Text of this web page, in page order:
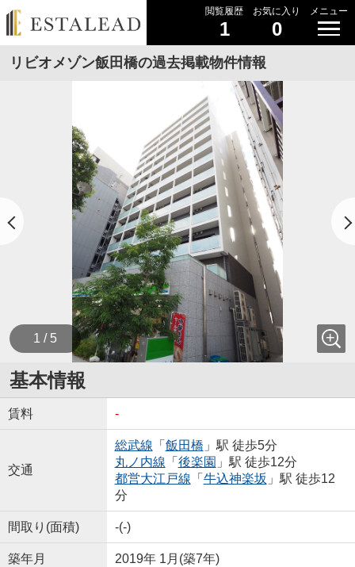
閲覧履歴
1
お気に入り
0
メニュー
リビオメゾン飯田橋の過去掲載物件情報
1 / 5
基本情報
賃料 -
交通
総武線 「 飯田橋 」駅 徒歩5分
丸ノ内線 「 後楽園 」駅 徒歩12分
都営大江戸線 「 牛込神楽坂 」駅 徒歩12
分
間取り(面積) -(-)
築年月 2019年 1月(築7年)